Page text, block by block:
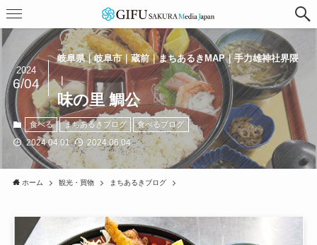
岐阜県｜岐阜市｜蔵前｜まちあるきMAP｜手力雄神社界隈
｜
味の里 鯛公
2024
6/04
食べる まちあるきブログ 食べるブログ
2024.04.01 2024.06.04
ホーム 観光・買物 まちあるきブログ